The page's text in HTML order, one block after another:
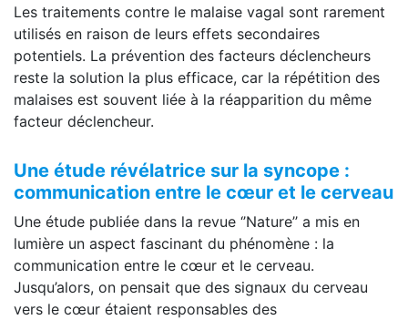
Les traitements contre le malaise vagal sont rarement
utilisés en raison de leurs effets secondaires
potentiels. La prévention des facteurs déclencheurs
reste la solution la plus efficace, car la répétition des
malaises est souvent liée à la réapparition du même
facteur déclencheur.
Une étude révélatrice sur la syncope :
communication entre le cœur et le cerveau
Une étude publiée dans la revue ‘’Nature’’ a mis en
lumière un aspect fascinant du phénomène : la
communication entre le cœur et le cerveau.
Jusqu’alors, on pensait que des signaux du cerveau
vers le cœur étaient responsables des